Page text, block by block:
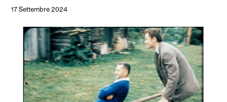
17 Settembre 2024